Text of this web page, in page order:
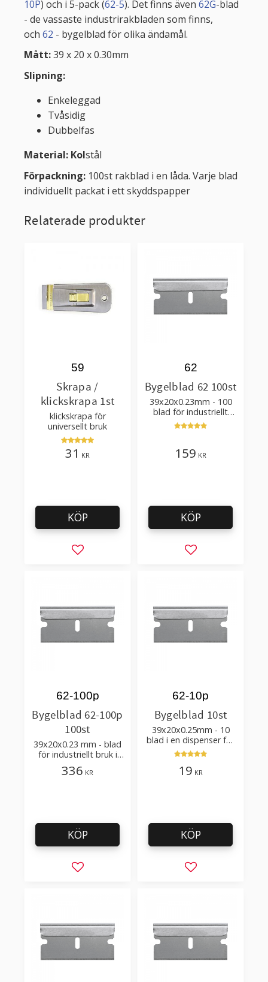
10P) och i 5-pack (62-5). Det finns även 62G-blad
- de vassaste industrirakbladen som finns,
och 62 - bygelblad för olika ändamål.
Mått:39 x 20 x 0.30mm
Slipning:
Enkeleggad
Tvåsidig
Dubbelfas
Material: Kolstål
Förpackning: 100st rakblad i en låda. Varje blad
individuellt packat i ett skyddspapper
Relaterade produkter
Skrapa /
klickskrapa 1st
klickskrapa för
universellt bruk
59
31 KR
Lägg till i favoriter
KÖP
Bygelblad 62 100st
39x20x0.23mm - 100
blad för industriellt
bruk i en plastbehållare
62
159 KR
Lägg till i
KÖP
Bygelblad 62-100p
100st
39x20x0.23 mm - blad
för industriellt bruk i
100packs dispenser
med knapp och plats
62-100p
336 KR
Lägg till i favoriter
KÖP
Bygelblad 10st
39x20x0.25mm - 10
blad i en dispenser för
klickskrapa, färgskrapa
och industriell
användning
62-10p
19 KR
Lägg till i
KÖP